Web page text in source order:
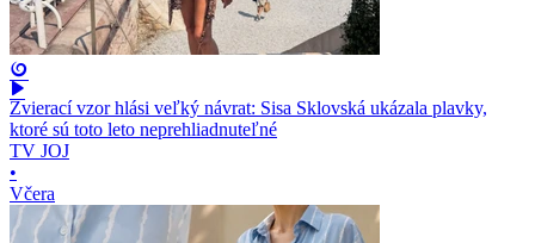
Zvierací vzor hlási veľký návrat: Sisa Sklovská ukázala plavky,
ktoré sú toto leto neprehliadnuteľné
TV JOJ
•
Včera